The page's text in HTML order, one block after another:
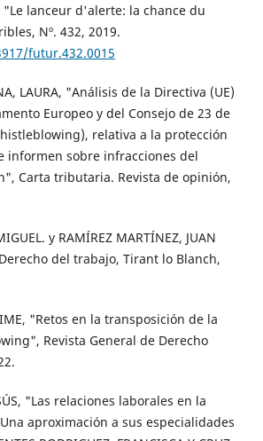
"Le lanceur d'alerte: la chance du
Nº. 432, 2019.
futur.432.0015
LAURA, "Análisis de la Directiva (UE)
Europeo y del Consejo de 23 de
relativa a la protección
informen sobre infracciones del
Carta tributaria. Revista de opinión,
y RAMÍREZ MARTÍNEZ, JUAN
del trabajo, Tirant lo Blanch,
"Retos en la transposición de la
Revista General de Derecho
"Las relaciones laborales en la
aproximación a sus especialidades